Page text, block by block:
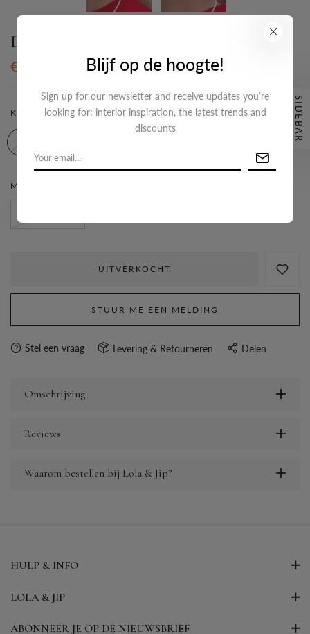
De Tamara Earrings
€29,95
KLEUR:GOUD
MATERIAAL:
Maattabel
UITVERKOCHT
STUUR ME EEN MELDING
Stel een vraag Levering & Retourneren Delen
SIDEBAR
Omschrijving
Reviews
Waarom bestellen bij Lola & Jip?
HULP & INFO
LOLA & JIP
ABONNEER JE OP DE NIEUWSBRIEF
Blijf op de hoogte!
Sign up for our newsletter and receive updates you’re
looking for: interior inspiration, the latest trends and
discounts